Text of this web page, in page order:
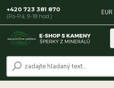
EUR
+420 723 381 870
(Po-Pá, 9-18 hod.)